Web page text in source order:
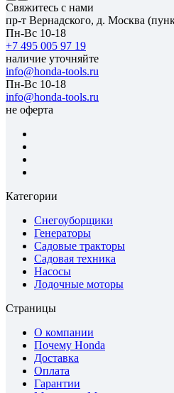
Свяжитесь с нами
пр-т Вернадского, д. Москва
Пн-Вс 10-18
+7 495 005 97 19
наличие уточняйте
info@honda-tools.ru
Пн-Вс 10-18
info@honda-tools.ru
не оферта
Категории
Снегоуборщики
Генераторы
Садовые тракторы
Садовая техника
Насосы
Лодочные моторы
Страницы
О компании
Почему Honda
Доставка
Оплата
Гарантии